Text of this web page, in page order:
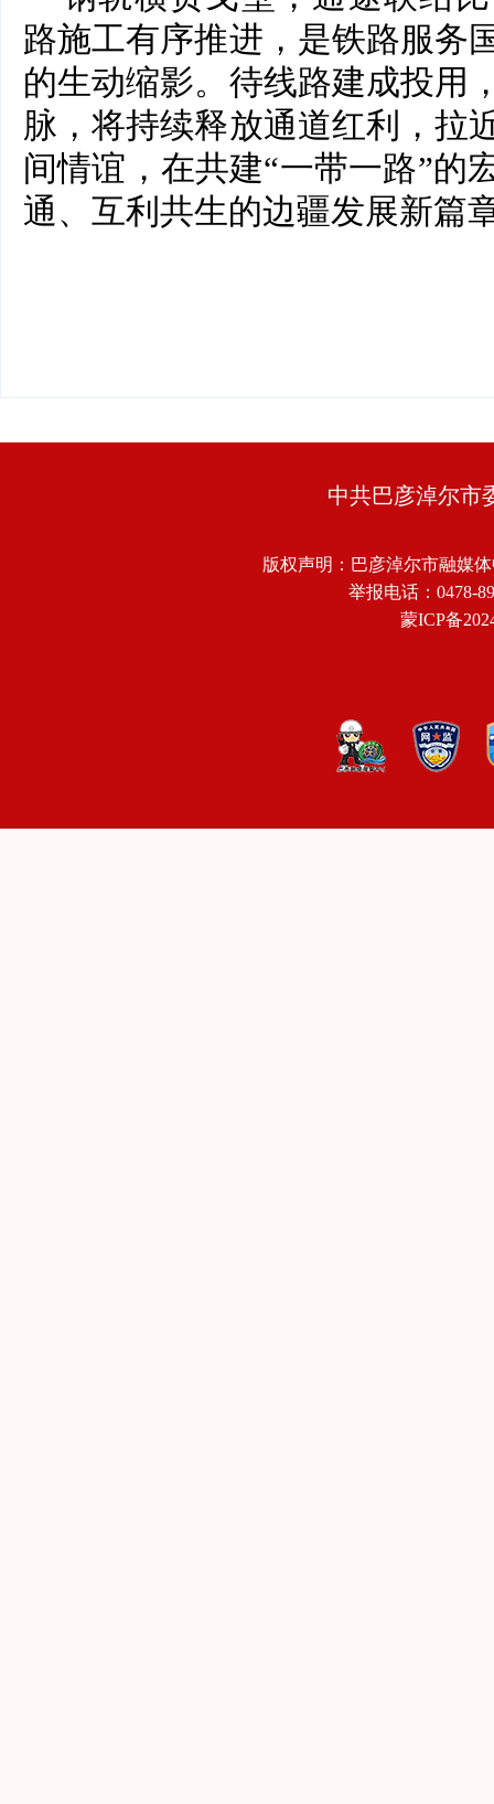
路施工有序推进，是铁路服务
的生动缩影。待线路建成投用
脉，将持续释放通道红利，拉
间情谊，在共建“一带一路”的
通、互利共生的边疆发展新篇
中共巴彦淖尔市
版权声明：巴彦淖尔市融媒
举报电话：0478-
蒙ICP备